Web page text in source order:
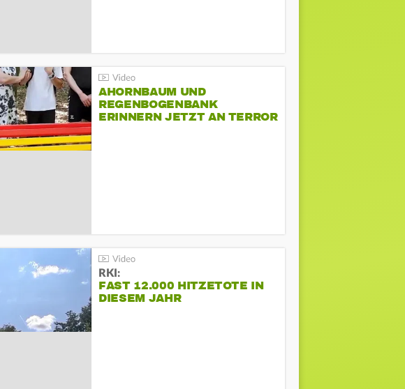
AHORNBAUM UND
REGENBOGENBANK
ERINNERN JETZT AN TERROR
RKI:
FAST 12.000 HITZETOTE IN
DIESEM JAHR